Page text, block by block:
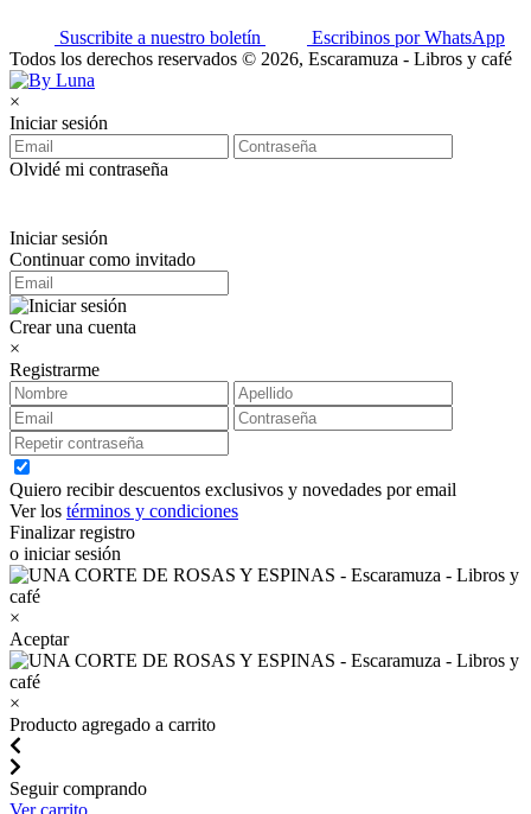
Suscribite a nuestro boletín
Escribinos por WhatsApp
Todos los derechos reservados © 2026, Escaramuza - Libros y café
×
Iniciar sesión
Olvidé mi contraseña
Iniciar sesión
Continuar como invitado
Crear una cuenta
×
Registrarme
Quiero recibir descuentos exclusivos y novedades por email
Ver los términos y condiciones
Finalizar registro
o iniciar sesión
×
Aceptar
×
Producto agregado a carrito
Seguir comprando
Ver carrito